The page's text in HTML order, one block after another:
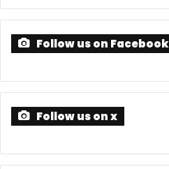
Follow us on Facebook
Follow us on x